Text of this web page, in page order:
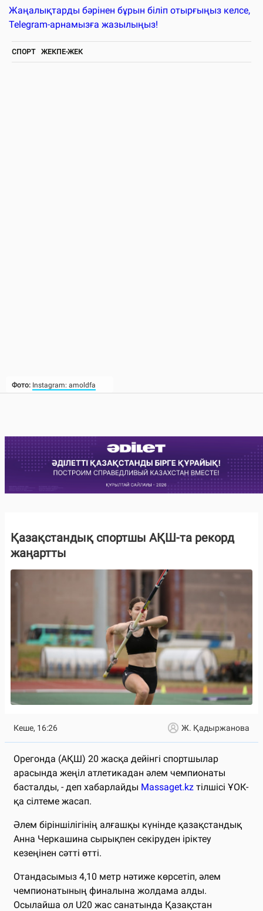
Фото: Instagram: amoldfa
Жаңалықтарды бәрінен бұрын біліп отырғыңыз келсе,
Telegram-арнамызға жазылыңыз!
СПОРТ ЖЕКПЕ-ЖЕК